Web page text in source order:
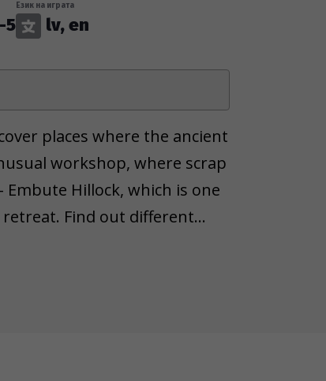
5
Език на играта
lv, en
places where the ancient
workshop, where scrap
Hillock, which is one
Find out different
Nature Park, the entrance